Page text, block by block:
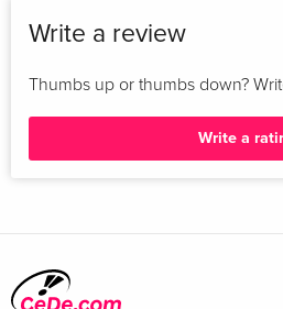
Write a review
Thumbs up or thumbs down?
Write a